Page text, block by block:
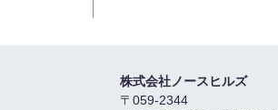
株式会社ノースヒルズ
〒059-2344